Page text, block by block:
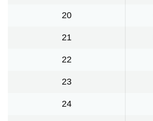
20
21
22
23
24